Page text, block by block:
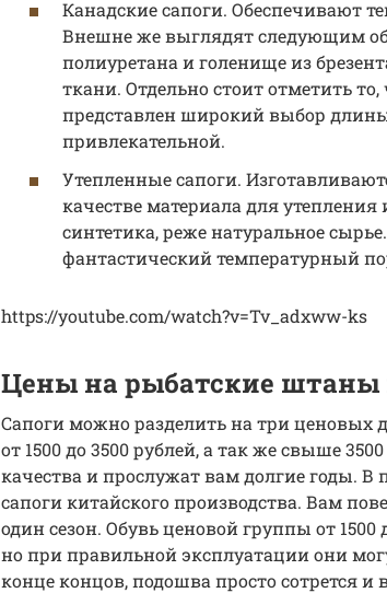
Канадские сапоги. Обеспечивают
Внешне же выглядят следующим
полиуретана и голенище из
ткани. Отдельно стоит отметить
представлен широкий выбор
привлекательной.
Утепленные сапоги.
качестве материала для утепления
синтетика, реже натуральное
фантастический температурный
https://youtube.com/watch?v=Tv_adxww-ks
Цены на рыбатские штаны
Сапоги можно разделить на три ценовых
от 1500 до 3500 рублей, а так же свыше
качества и прослужат вам долгие годы.
сапоги китайского производства. Вам
один сезон. Обувь ценовой группы от 1500
но при правильной эксплуатации они
конце концов, подошва просто сотрется